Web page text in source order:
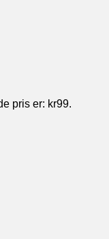
pris er: kr99.